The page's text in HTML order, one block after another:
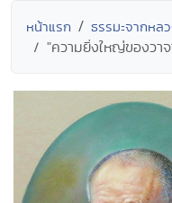
หน้าแรก ธรรมะจากหล
"ความยิ่งใหญ่ของวา